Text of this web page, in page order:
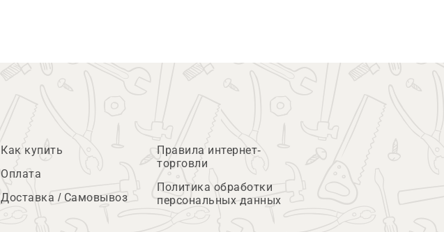
Как купить
Оплата
Доставка / Самовывоз
Правила интернет-
торговли
Политика обработки
персональных данных